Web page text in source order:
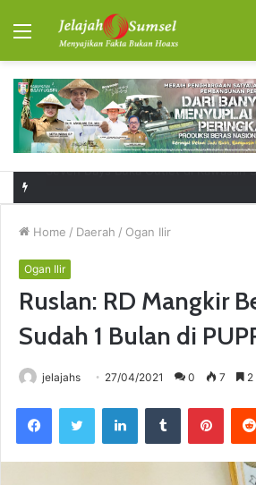
Menu
Home / Daerah / Ogan Ilir
Ogan Ilir
Ruslan: RD Mangkir
Sudah 1 Bulan di
jelajahs 27/04/2021 0 7 2